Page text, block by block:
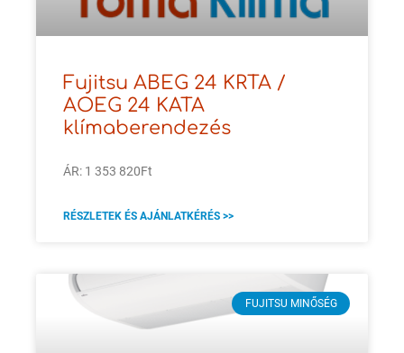
Fujitsu ABEG 24 KRTA /
AOEG 24 KATA
klímaberendezés
ÁR: 1 353 820Ft
RÉSZLETEK ÉS AJÁNLATKÉRÉS >>
FUJITSU MINŐSÉG